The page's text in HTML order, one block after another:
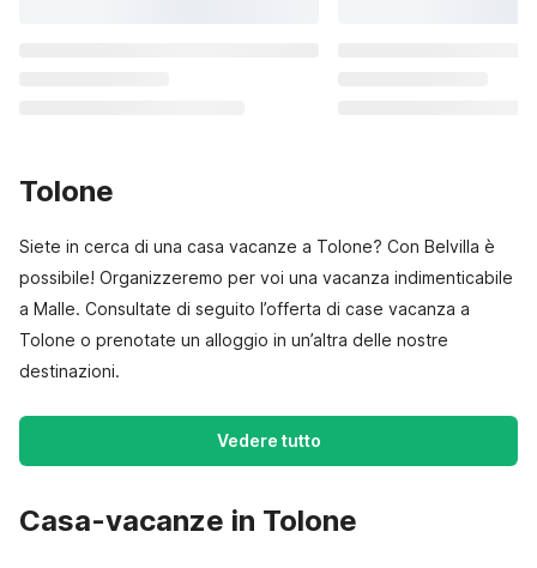
Tolone
Siete in cerca di una casa vacanze a Tolone? Con Belvilla è
possibile! Organizzeremo per voi una vacanza indimenticabile
a Malle. Consultate di seguito l’offerta di case vacanza a
Tolone o prenotate un alloggio in un’altra delle nostre
destinazioni.
Vedere tutto
Casa-vacanze in Tolone